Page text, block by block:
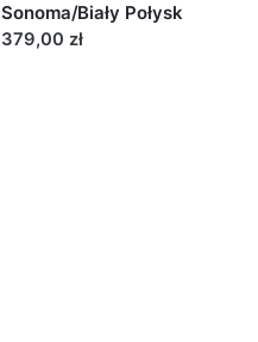
Sonoma/Biały Połysk
379,00 zł